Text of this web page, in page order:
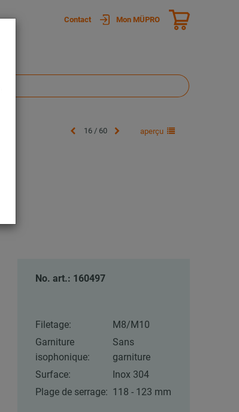
Contact Mon MÜPRO
16 / 60 aperçu
No. art.: 160497
Filetage:
M8/M10
Garniture
isophonique:
Sans
garniture
Surface:
Inox 304
Plage de serrage: 118 - 123 mm